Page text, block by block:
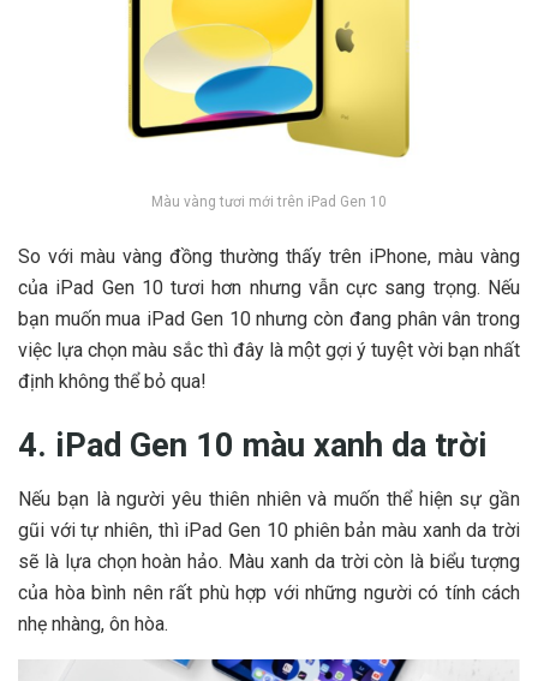
Màu vàng tươi mới trên iPad Gen 10
So với màu vàng đồng thường thấy trên iPhone, màu vàng
của iPad Gen 10 tươi hơn nhưng vẫn cực sang trọng. Nếu
bạn muốn mua iPad Gen 10 nhưng còn đang phân vân trong
việc lựa chọn màu sắc thì đây là một gợi ý tuyệt vời bạn nhất
định không thể bỏ qua!
4. iPad Gen 10 màu xanh da trời
Nếu bạn là người yêu thiên nhiên và muốn thể hiện sự gần
gũi với tự nhiên, thì iPad Gen 10 phiên bản màu xanh da trời
sẽ là lựa chọn hoàn hảo. Màu xanh da trời còn là biểu tượng
của hòa bình nên rất phù hợp với những người có tính cách
nhẹ nhàng, ôn hòa.